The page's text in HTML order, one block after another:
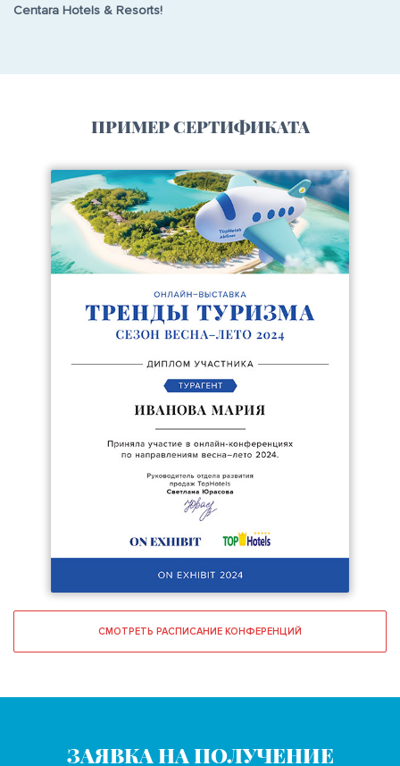
Centara Hotels & Resorts!
ПРИМЕР СЕРТИФИКАТА
СМОТРЕТЬ РАСПИСАНИЕ КОНФЕРЕНЦИЙ
ЗАЯВКА НА ПОЛУЧЕНИЕ